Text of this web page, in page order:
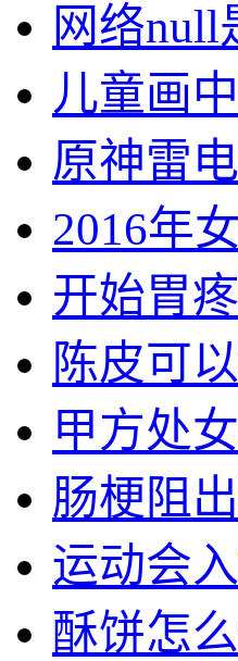
网络null
儿童画
原神雷
2016年
开始胃
陈皮可
甲方处
肠梗阻
运动会
酥饼怎